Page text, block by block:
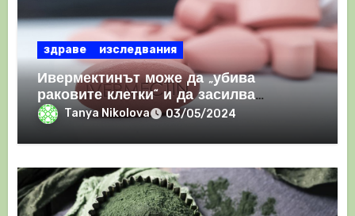
здраве изследвания
Ивермектинът може да „убива
раковите клетки“ и да засилва
имунния отговор
Tanya Nikolova 03/05/2024